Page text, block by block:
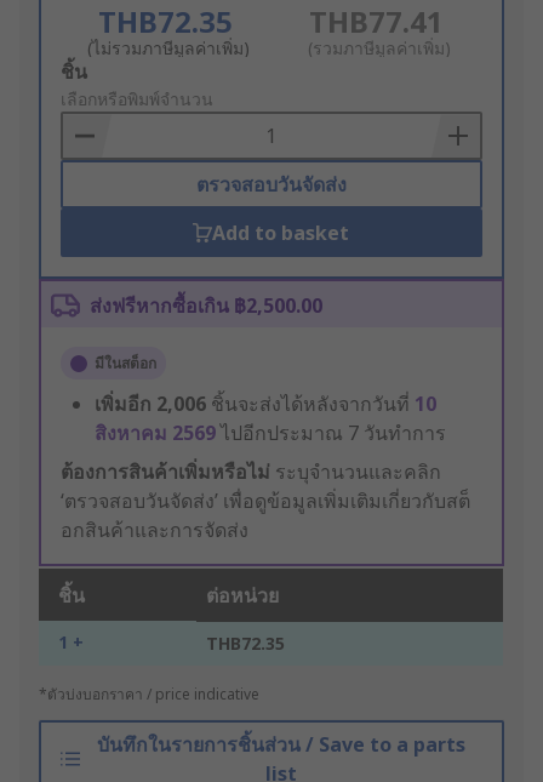
THB72.35
(ไม่รวมภาษีมูลค่าเพิ่ม)
THB77.41
(รวมภาษีมูลค่าเพิ่ม)
Add
to
Basket
ชิ้น
เลือกหรือพิมพ์จำนวน
ตรวจสอบวันจัดส่ง
Add to basket
ส่งฟรีหากซื้อเกิน ฿2,500.00
มีในสต็อก
เพิ่มอีก 2,006 ชิ้นจะส่งได้หลังจากวันที่ 10
สิงหาคม 2569ไปอีกประมาณ 7 วันทำการ
ต้องการสินค้าเพิ่มหรือไม่ ระบุจำนวนและคลิก
‘ตรวจสอบวันจัดส่ง’ เพื่อดูข้อมูลเพิ่มเติมเกี่ยวกับสต็
อกสินค้าและการจัดส่ง
ชิ้น ต่อหน่วย
1 + THB72.35
*ตัวบ่งบอกราคา / price indicative
บันทึกในรายการชิ้นส่วน / Save to a parts
list